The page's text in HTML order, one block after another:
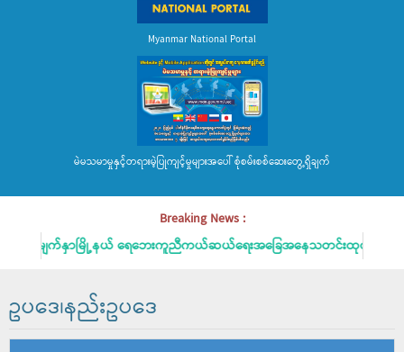
Myanmar National Portal
မဲမသမာမှုနှင့်တရားမဲ့ပြုကျင့်မှုများအပေါ် စုံစမ်းစစ်ဆေးတွေ့ရှိချက်
Breaking News :
ေးမျက်နှာမြို့နယ် ရေဘေးကူညီကယ်ဆယ်ရေးအခြေအနေသတင်းထုတ်ပြန်ခြင်း
ဥပဒေ၊နည်းဥပဒေ